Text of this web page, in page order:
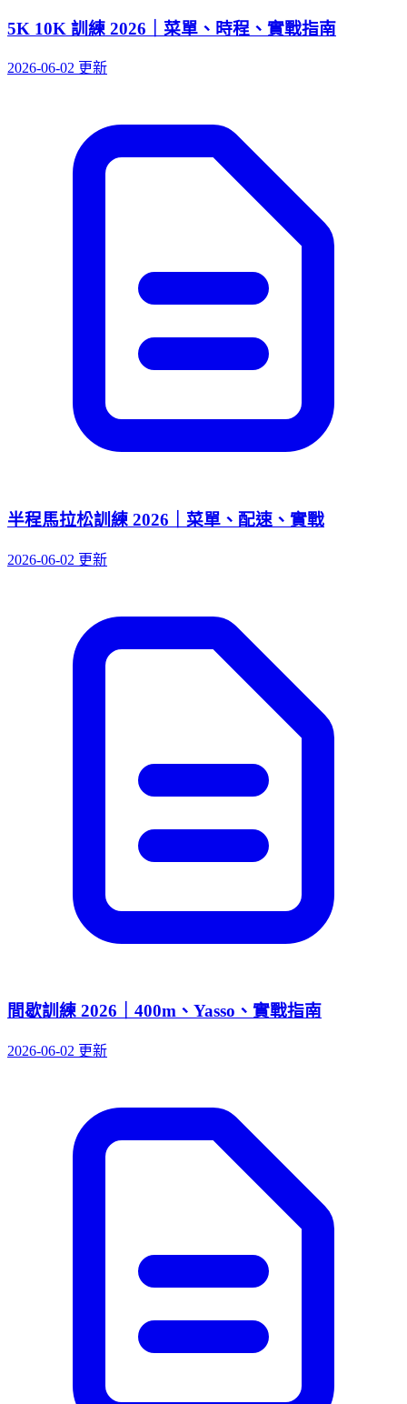
5K 10K 訓練 2026｜菜單、時程、實戰指南
2026-06-02 更新
半程馬拉松訓練 2026｜菜單、配速、實戰
2026-06-02 更新
間歇訓練 2026｜400m、Yasso、實戰指南
2026-06-02 更新